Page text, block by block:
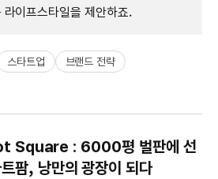
이프스타일을 제안하죠.
스타트업
브랜드 전략
Square : 6000평 벌판에 선
팜, 낭만의 광장이 되다